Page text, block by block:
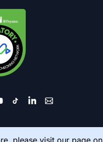
please visit our page on